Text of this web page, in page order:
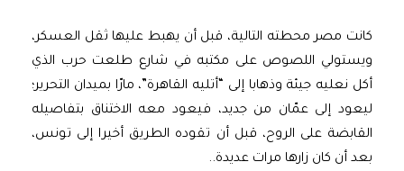
كانت مصر محطته التالية، قبل أن يهبط عليها ثقل العسكر،
ويستولي اللصوص على مكتبه في شارع طلعت حرب الذي
أكل نعليه جيئة وذهابا إلى “أتليه القاهرة”، مارّا بميدان التحرير؛
ليعود إلى عمّان من جديد، فيعود معه الاختناق بتفاصيله
القابضة على الروح، قبل أن تقوده الطريق أخيرا إلى تونس،
بعد أن كان زارها مرات عديدة..